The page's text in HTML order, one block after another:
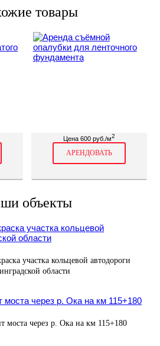
товары
Цена 600 руб./м2
АРЕНДОВАТЬ
объекты
участка кольцевой автодороги
области
моста через р. Ока на км 115+180